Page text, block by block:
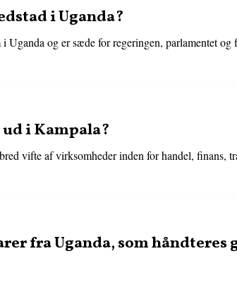
i Uganda?
og er sæde for regeringen, parlamentet og
i Kampala?
vifte af virksomheder inden for handel, finans,
fra Uganda, som håndteres